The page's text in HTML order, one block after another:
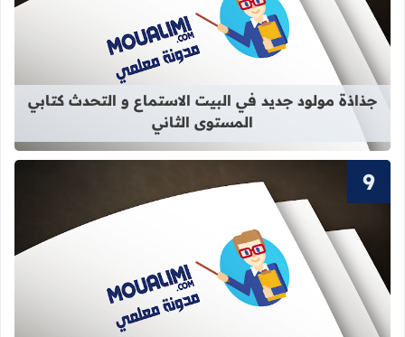
قراءة المزيد عن جذاذة مولود جديد
جذاذة مولود جديد في البيت الاستماع و التحدث كتابي
المستوى الثاني
قراءة المزيد عن سور القرآن الكريم